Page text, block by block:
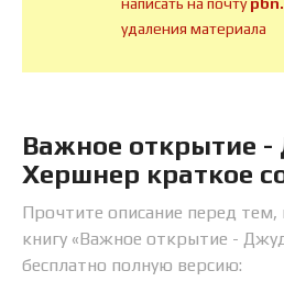
удаления материала
Важное открытие
Хершнер краткое
Прочтите описание перед тем,
книгу «Важное открытие -
бесплатно полную версию: